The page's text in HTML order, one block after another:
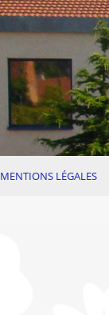
MENTIONS LÉGALES